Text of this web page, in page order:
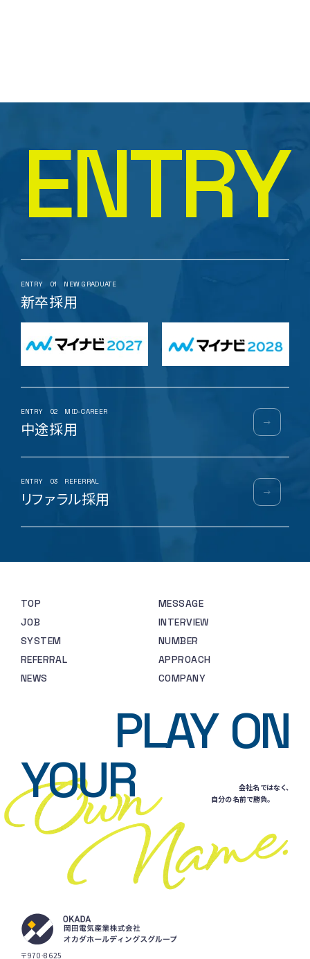
は、個人情報保護関連法令及び規範を遵守致します。
下記の個人情報保護方針は、当社のお取引先様、当社
の社員、及びそれ以外で当社に関係するすべての方々
から当社が収集し利用する個人情報を対象として、当社
ENTRY
ENTRY 01 NEW GRADUATE
新卒採用
ENTRY 02 MID-CAREER
中途採用
ENTRY 03 REFERRAL
リファラル採用
TOP
MESSAGE
JOB
INTERVIEW
SYSTEM
NUMBER
REFERRAL
APPROACH
NEWS
COMPANY
PLAY ON
YOUR
会社名ではなく、
自分の名前で勝負。
〒970-8625